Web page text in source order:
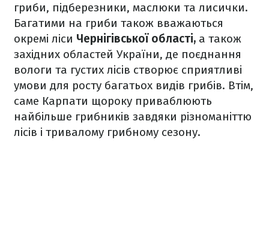
гриби, підберезники, маслюки та лисички.
Багатими на гриби також вважаються
окремі ліси Чернігівської області, а також
західних областей України, де поєднання
вологи та густих лісів створює сприятливі
умови для росту багатьох видів грибів. Втім,
саме Карпати щороку приваблюють
найбільше грибників завдяки різноманіттю
лісів і тривалому грибному сезону.